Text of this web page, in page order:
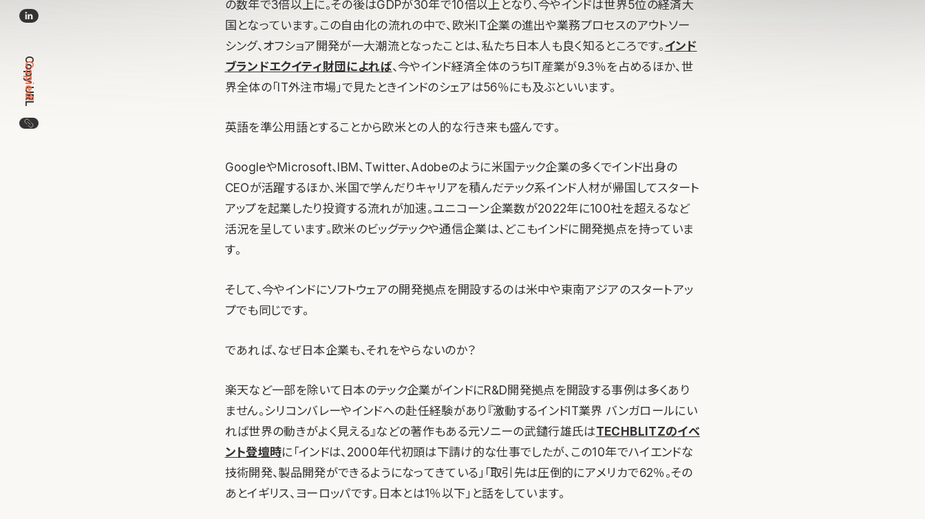
Copy URL
Copied!
この記事のURLをコピー
の数年で3倍以上に。その後はGDPが30年で10倍以上となり、今やインドは世界5位の経済大
国となっています。この自由化の流れの中で、欧米IT企業の進出や業務プロセスのアウトソー
シング、オフショア開発が一大潮流となったことは、私たち日本人も良く知るところです。インド
ブランドエクイティ財団によれば、今やインド経済全体のうちIT産業が9.3％を占めるほか、世
界全体の「IT外注市場」で見たときインドのシェアは56％にも及ぶといいます。
英語を準公用語とすることから欧米との人的な行き来も盛んです。
GoogleやMicrosoft、IBM、Twitter、Adobeのように米国テック企業の多くでインド出身の
CEOが活躍するほか、米国で学んだりキャリアを積んだテック系インド人材が帰国してスタート
アップを起業したり投資する流れが加速。ユニコーン企業数が2022年に100社を超えるなど
活況を呈しています。欧米のビッグテックや通信企業は、どこもインドに開発拠点を持っていま
す。
そして、今やインドにソフトウェアの開発拠点を開設するのは米中や東南アジアのスタートアッ
プでも同じです。
であれば、なぜ日本企業も、それをやらないのか？
楽天など一部を除いて日本のテック企業がインドにR&D開発拠点を開設する事例は多くあり
ません。シリコンバレーやインドへの赴任経験があり『激動するインドIT業界 バンガロールにい
れば世界の動きがよく見える』などの著作もある元ソニーの武鑓行雄氏はTECHBLITZのイベ
ント登壇時に「インドは、2000年代初頭は下請け的な仕事でしたが、この10年でハイエンドな
技術開発、製品開発ができるようになってきている」「取引先は圧倒的にアメリカで62％。その
あとイギリス、ヨーロッパです。日本とは1％以下」と話をしています。